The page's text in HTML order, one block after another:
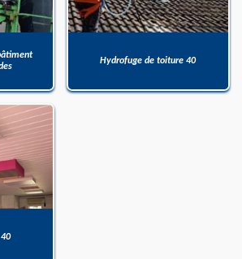
Hydrofuge de toiture 40